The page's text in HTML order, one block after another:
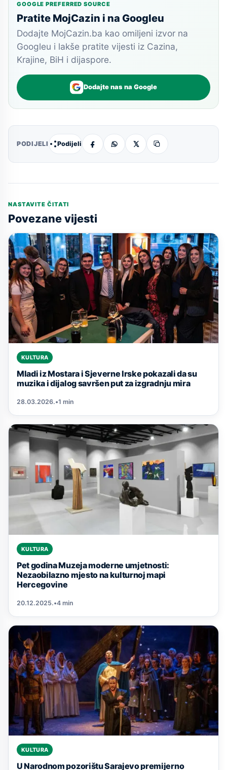
GOOGLE PREFERRED SOURCE
Pratite MojCazin i na Googleu
Dodajte MojCazin.ba kao omiljeni izvor na
Googleu i lakše pratite vijesti iz Cazina,
Krajine, BiH i dijaspore.
Dodajte nas na Google
PODIJELI Podijeli
NASTAVITE ČITATI
Povezane vijesti
KULTURA
Mladi iz Mostara i Sjeverne Irske pokazali da su
muzika i dijalog savršen put za izgradnju mira
28.03.2026.•1 min
KULTURA
Pet godina Muzeja moderne umjetnosti:
Nezaobilazno mjesto na kulturnoj mapi
Hercegovine
20.12.2025.•4 min
KULTURA
U Narodnom pozorištu Sarajevo premijerno